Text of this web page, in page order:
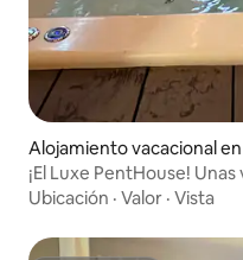
Alojamiento vacacional
alleros
¡El Luxe PentHouse!
acogedoras
Ubicación · Valor · Vista